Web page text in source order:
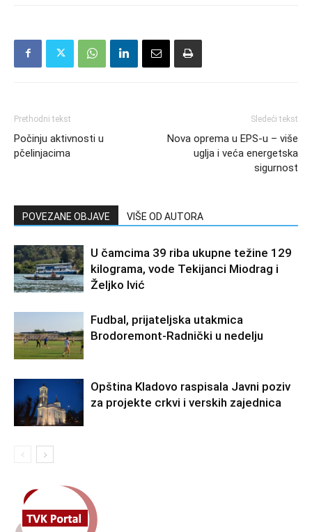
Prethodni tekst
Počinju aktivnosti u
pčelinjacima
Sledeći tekst
Nova oprema u EPS-u – više
uglja i veća energetska
sigurnost
POVEZANE OBJAVE VIŠE OD AUTORA
U čamcima 39 riba ukupne težine 129
kilograma, vode Tekijanci Miodrag i
Željko Ivić
Fudbal, prijateljska utakmica
Brodoremont-Radnički u nedelju
Opština Kladovo raspisala Javni poziv
za projekte crkvi i verskih zajednica